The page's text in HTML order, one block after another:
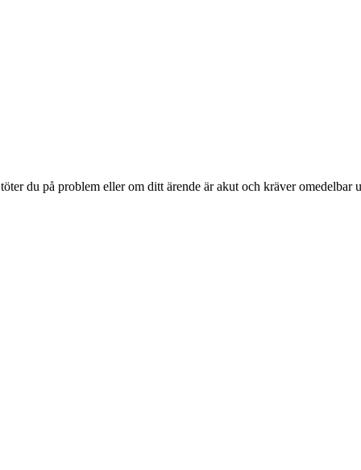
du på problem eller om ditt ärende är akut och kräver omedelbar